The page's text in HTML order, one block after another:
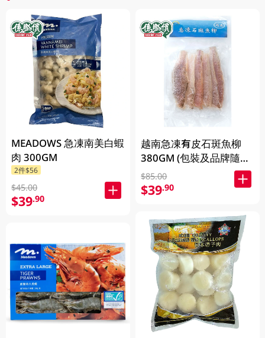
MEADOWS 急凍南美白蝦
肉 300GM
2件$56
$45.00
$39.90
越南急凍有皮石斑魚柳
380GM (包裝及品牌隨機
發放)
$85.00
$39.90